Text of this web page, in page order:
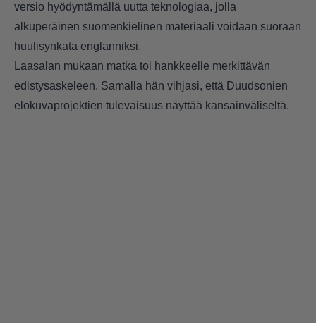
versio hyödyntämällä uutta teknologiaa, jolla
alkuperäinen suomenkielinen materiaali voidaan suoraan
huulisynkata englanniksi.
Laasalan mukaan matka toi hankkeelle merkittävän
edistysaskeleen. Samalla hän vihjasi, että Duudsonien
elokuvaprojektien tulevaisuus näyttää kansainväliseltä.